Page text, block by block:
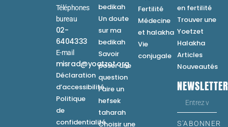
Téléphones
bureau
02-
6404333
E-mail
misrad@yoatzot.org
Déclaration
d’accessibilité
Politique
de
confidentialité
bedikah
Un doute
sur ma
bedikah
Savoir
poser une
question
Faire un
hefsek
taharah
Choisir une
Fertilité
Médecine
et halakha
Vie
conjugale
en fertilité
Trouver une
Yoetzet
Halakha
Articles
Nouveautés
S'ABONNER